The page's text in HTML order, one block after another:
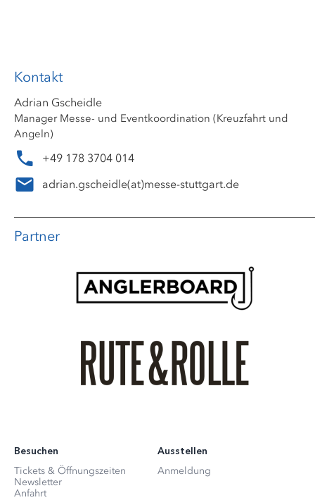
Kontakt
Adrian Gscheidle
Manager Messe- und Eventkoordination (Kreuzfahrt und
Angeln)
+49 178 3704 014
adrian.gscheidle(at)messe-stuttgart.de
Partner
Besuchen
Tickets & Öffnungszeiten
Newsletter
Anfahrt
Ausstellen
Anmeldung